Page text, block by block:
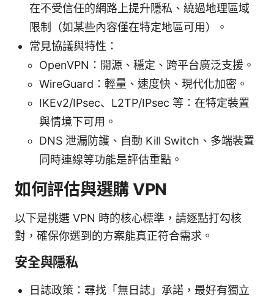
在不受信任的網路上提升隱私、繞過地理區域
限制（如某些內容僅在特定地區可用）。
常見協議與特性：
OpenVPN：開源、穩定、跨平台廣泛支援。
WireGuard：輕量、速度快、現代化加密。
IKEv2/IPsec、L2TP/IPsec 等：在特定裝置
與情境下可用。
DNS 泄漏防護、自動 Kill Switch、多端裝置
同時連線等功能是評估重點。
如何評估與選購 VPN
以下是挑選 VPN 時的核心標準，請逐點打勾核
對，確保你選到的方案能真正符合需求。
安全與隱私
日誌政策：尋找「無日誌」承諾，最好有獨立